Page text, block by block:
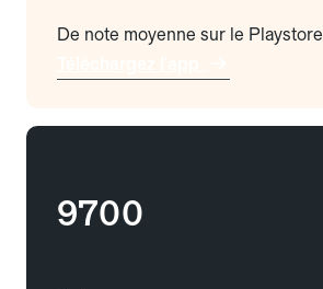
De note moyenne sur le Playstore
9700